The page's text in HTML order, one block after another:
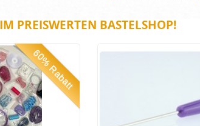
PREISWERTEN BASTELSHOP!
60% Rabatt